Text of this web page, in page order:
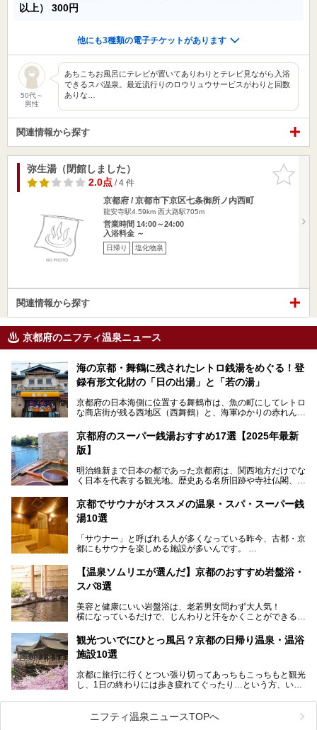
以上） 300円
他にも3種類の電子チケットがあります
50代～
男性
あちこちお風呂にテレビが置いてありわりとテレビ見ながら入浴
できるスパ温泉。最近流行りのロウリュウサービスがわりと回数
ありな…
関連情報から探す
お気に入
りに追加
弥生湯（閉館しました）
2.0点/ 4 件
京都府 / 京都市下京区七条御所ノ内西町
龍安寺駅4.59km 西大路駅705m
営業時間 14:00～24:00
入浴料金 ～
日帰り 塩化物泉
関連情報から探す
京都府のニフティ温泉ニュース
海の京都・舞鶴に残されたレトロ銭湯をめぐる！登
録有形文化財の「日の出湯」と「若の湯」
京都府の日本海側に位置する舞鶴市は、魚の町にしてレトロ
な商店街が残る西地区（西舞鶴）と、海軍ゆかりの赤れんが
ます。今回案内するのは西地区に今も残る2軒の銭湯「日の
出湯」と「若の湯」。いずれも国の登録有形文化財に指定さ
れた歴史ある建物でありながら、今も現役のお風呂屋さんで
漁師町や商店街で働く人々を支えてきたこの2軒の銭湯とと
ます。
───
この記事は京都府舞鶴市のPR記事です。
京都府のスーパー銭湯おすすめ17選【2025年最新
版】
明治維新まで日本の都であった京都府は、関西地方だけでな
く日本を代表する観光地。歴史ある名所旧跡や寺社仏閣、そ
今回は、そんな京都府で2025年現在おすすめのスーパー銭
湯を紹介します。
部でレジャー気分を満喫できる温泉施設まで、好みのスーパ
ー銭湯を探してみてくださいね。
京都でサウナがオススメの温泉・スパ・スーパー銭
湯10選
「サウナー」と呼ばれる人が多くなっている昨今、古都・京
都にもサウナを楽しめる施設が多いんです。
自分の好きなサウナを探すのもいいですが、さまざまなサウ
ナを体感してみたいですよね。
のある温浴施設を紹介します。
ウナを楽しみましょう！
【温泉ソムリエが選んだ】京都のおすすめ岩盤浴・
スパ8選
美容と健康にいい岩盤浴は、老若男女問わず大人気！
横になっているだけで、じんわりと汗をかくことができるの
地元の方はもちろん、旅先としても人気の京都。
観光のついでに岩盤浴のある温泉に浸かってリフレッシュす
今回は京都にある岩盤浴のある施設をピックアップしてご紹
観光ついでにひとっ風呂？京都の日帰り温泉・温浴
施設10選
京都に旅行に行くとつい張り切ってあっちもこっちもと観光
し、1日の終わりには歩き疲れてぐったり…という方、いま
そんな疲れた身体には温泉です！京都には、市内にも郊外に
も素晴らしい温泉がたくさんあります。そこで、日帰り利用
できるおすすめの温泉・温浴施設をまとめてみました。
ニフティ温泉ニュースTOPへ